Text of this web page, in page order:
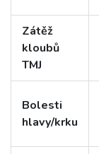
Zátěž
kloubů
TMJ
Bolesti
hlavy/krku